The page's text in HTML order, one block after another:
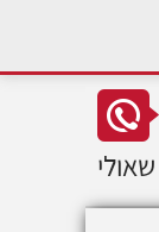
שאולי